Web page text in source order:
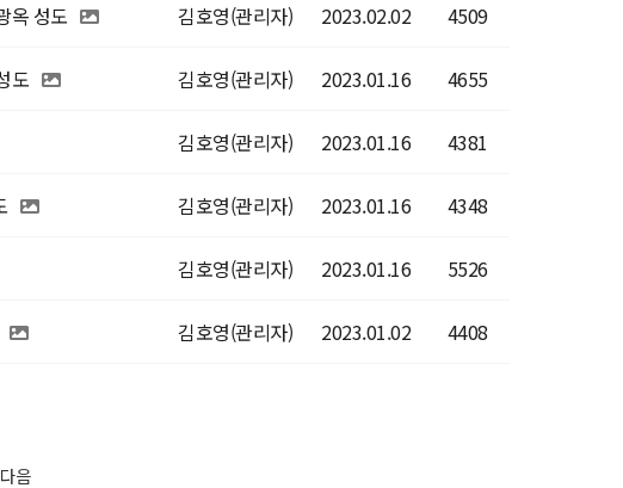
옥 성도 김호영(관리자) 2023.02.02 4509
도 김호영(관리자) 2023.01.16 4655
김호영(관리자) 2023.01.16 4381
김호영(관리자) 2023.01.16 4348
김호영(관리자) 2023.01.16 5526
김호영(관리자) 2023.01.02 4408
다음